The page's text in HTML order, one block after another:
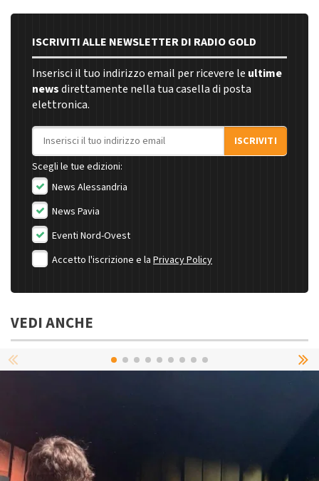
ISCRIVITI ALLE NEWSLETTER DI RADIO GOLD
Inserisci il tuo indirizzo email per ricevere le ultime
newsdirettamente nella tua casella di posta
elettronica.
Indirizzo email
ISCRIVITI
Scegli le tue edizioni:
News Alessandria
News Pavia
Eventi Nord-Ovest
Accetto l'iscrizione e la Privacy Policy
VEDI ANCHE